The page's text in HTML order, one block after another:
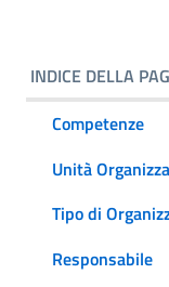
INDICE DELLA
Competenze
Unità
Tipo di
Responsabile